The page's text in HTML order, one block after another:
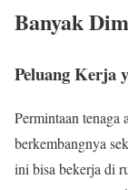
Banyak
Peluang Kerja
Permintaan tenaga
berkembangnya
ini bisa bekerja di